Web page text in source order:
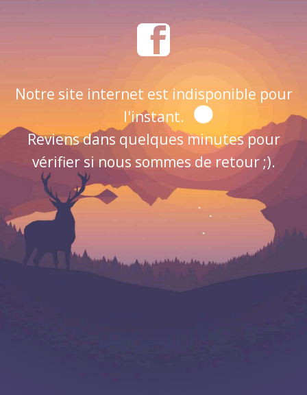
Notre site internet est indisponible pour
l'instant.
Reviens dans quelques minutes pour
vérifier si nous sommes de retour ;).